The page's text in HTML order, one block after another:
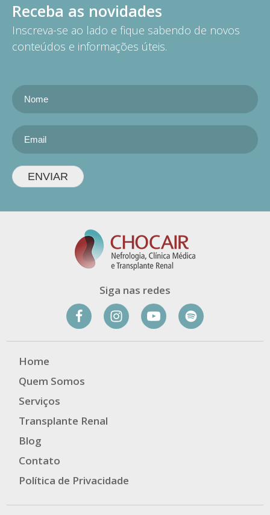
Receba as novidades
Inscreva-se ao lado e fique sabendo de novos
conteúdos e informações úteis.
ENVIAR
Siga nas redes
Home
Quem Somos
Serviços
Transplante Renal
Blog
Contato
Política de Privacidade